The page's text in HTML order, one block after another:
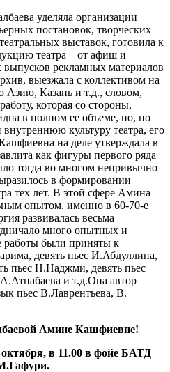
уделяла организации
постановок, творческих
выставок, готовила к
театра – от афиш и
рекламных материалов
выезжала с коллективом на
Азию, Казань и т.д., словом,
которая со стороны,
в полном ее объеме, но, по
культуру театра, его
на деле утверждала в
как фигуры первого ряда
тогда во многом непривычно
в формировании
тех лет. В этой сфере Амина
опытом, именно в 60-70-е
развивалась весьма
много опытных и
работы были приняты к
девять пьес И.Абдуллина,
пьес Н.Наджми, девять пьес
и т.д.Она автор
пьес В.Лаврентьева, В.
Амине Кашфиевне!
в 11.00 в фойе БАТД